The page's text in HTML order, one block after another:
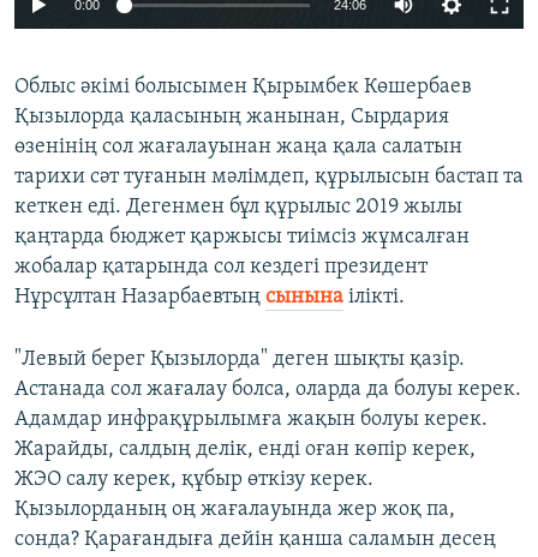
0:00 24:06
Облыс әкімі болысымен Қырымбек Көшербаев
Қызылорда қаласының жанынан, Сырдария
өзенінің сол жағалауынан жаңа қала салатын
тарихи сәт туғанын мәлімдеп, құрылысын бастап та
кеткен еді. Дегенмен бұл құрылыс 2019 жылы
қаңтарда бюджет қаржысы тиімсіз жұмсалған
жобалар қатарында сол кездегі президент
Нұрсұлтан Назарбаевтың сынына ілікті.
"Левый берег Қызылорда" деген шықты қазір.
Астанада сол жағалау болса, оларда да болуы керек.
Адамдар инфрақұрылымға жақын болуы керек.
Жарайды, салдың делік, енді оған көпір керек,
ЖЭО салу керек, құбыр өткізу керек.
Қызылорданың оң жағалауында жер жоқ па,
сонда? Қарағандыға дейін қанша саламын десең